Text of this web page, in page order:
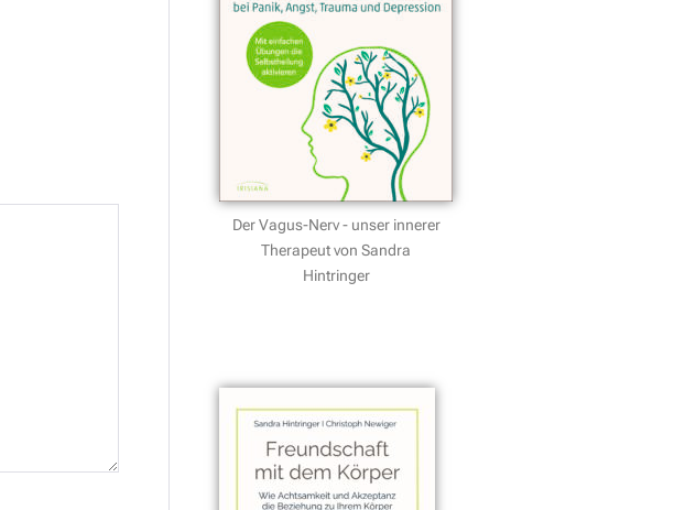
Der Vagus-Nerv - unser innerer
Therapeut von Sandra
Hintringer